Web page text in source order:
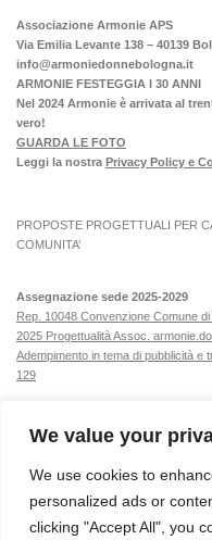
We value your
We use cookies to
personalized ads or
clicking "Accept All", you
Associazione Armonie APS
Via Emilia Levante 138 – 40139
info@armoniedonnebologna.it
ARMONIE FESTEGGIA I 30 ANNI
Nel 2024 Armonie è arrivata al
vero!
GUARDA LE FOTO
Leggi la nostra Privacy Policy e
PROPOSTE PROGETTUALI PER
COMUNITA’
Assegnazione sede 2025-2029
Rep. 10048 Convenzione Comune
2025 Progettualità Assoc.
Adempimento in tema di pubblicità e
129
Armonie ©